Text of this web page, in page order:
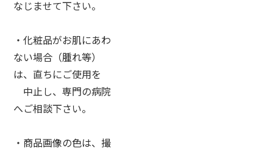
なじませて下さい。
・化粧品がお肌にあわ
ない場合（腫れ等）
は、直ちにご使用を
中止し、専門の病院
へご相談下さい。
・商品画像の色は、撮